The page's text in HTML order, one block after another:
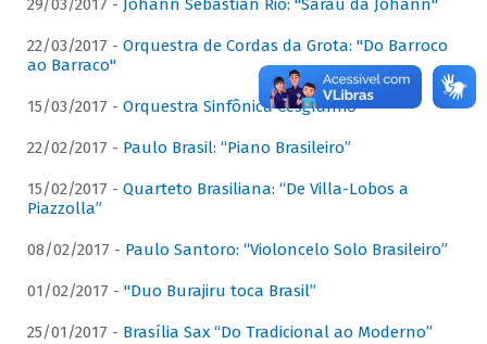
29/03/2017 - Johann Sebastian Rio: "Sarau da Johann"
22/03/2017 - Orquestra de Cordas da Grota: "Do Barroco
ao Barraco"
15/03/2017 - Orquestra Sinfônica Cesgranrio
22/02/2017 - Paulo Brasil: “Piano Brasileiro”
15/02/2017 - Quarteto Brasiliana: “De Villa-Lobos a
Piazzolla”
08/02/2017 - Paulo Santoro: “Violoncelo Solo Brasileiro”
01/02/2017 - "Duo Burajiru toca Brasil”
25/01/2017 - Brasília Sax “Do Tradicional ao Moderno”